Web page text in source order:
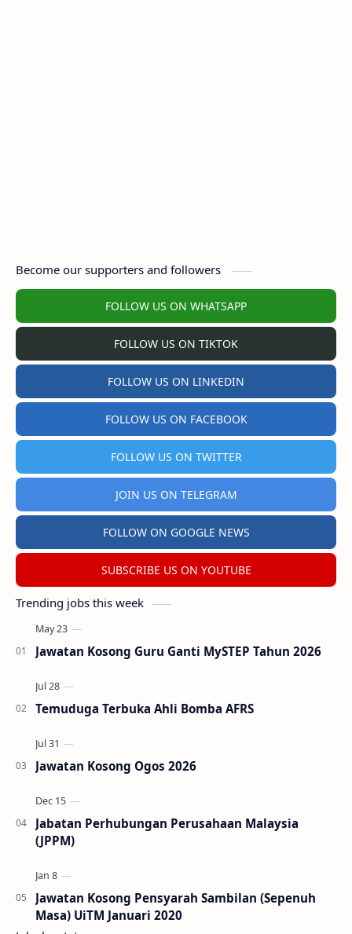
Become our supporters and followers
FOLLOW US ON WHATSAPP
FOLLOW US ON TIKTOK
FOLLOW US ON LINKEDIN
FOLLOW US ON FACEBOOK
FOLLOW US ON TWITTER
JOIN US ON TELEGRAM
FOLLOW ON GOOGLE NEWS
SUBSCRIBE US ON YOUTUBE
Trending jobs this week
Jawatan Kosong Guru Ganti MySTEP Tahun 2026
Temuduga Terbuka Ahli Bomba AFRS
Jawatan Kosong Ogos 2026
Jabatan Perhubungan Perusahaan Malaysia
(JPPM)
Jawatan Kosong Pensyarah Sambilan (Sepenuh
Masa) UiTM Januari 2020